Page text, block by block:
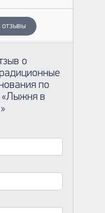
отзывы
о
по
в